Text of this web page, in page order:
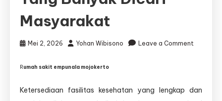
Masyarakat
Mei 2, 2026 Yohan Wibisono Leave a Comment
Fasilitas
Rumah sakit empunala mojokerto
Ketersediaan fasilitas kesehatan yang lengkap dan